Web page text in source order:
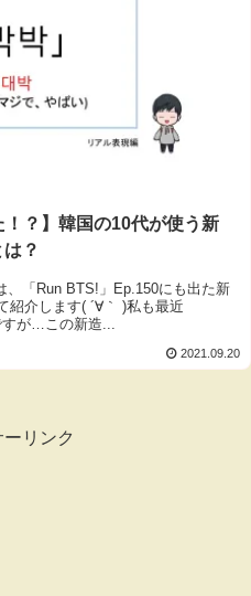
！？】韓国の10代が使う新
？
、「Run BTS!」Ep.150にも出た新
紹介します( ´∀｀ )私も最近
すが…この新造...
2021.09.20
リンク